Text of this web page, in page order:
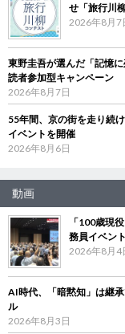
せ「旅行川
2026年8月7
東野圭吾が選んだ「記憶
読者参加型キャンペーン
2026年8月7日
55年間、京の街を走り続
イベントを開催
2026年8月6日
動画
「100歳現
務員イベン
2026年8月4
AI時代、「暗黙知」は継
ル
2026年8月3日